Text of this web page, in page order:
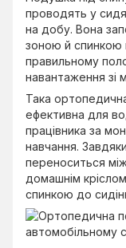
проводять у
на добу. Вона
зоною й спинкою
правильному
навантаження зі
Така
ефективна для
працівника за
навчання.
переноситься
домашнім
спинкою до